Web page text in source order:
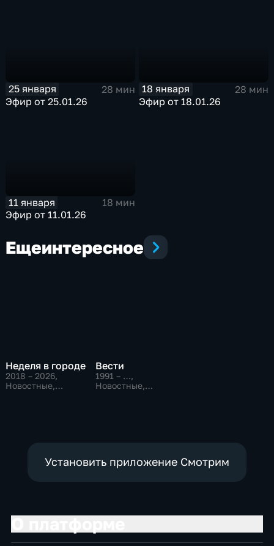
25 января
28 мин
Эфир от 25.01.26
18 января
28 мин
Эфир от 18.01.26
11 января
18 мин
Эфир от 11.01.26
Ещеинтересное
Неделя в городе
2018 – 2026,
Новостные,
Вести
1991 – …,
Новостные,
Установить приложение Смотрим